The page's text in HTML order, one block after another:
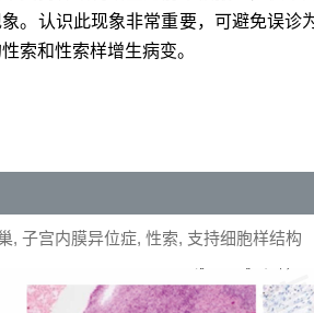
。认识此现象非常重要，可避免误诊
索和性索样增生病变。
, 子宫内膜异位症, 性索, 支持细胞样结构